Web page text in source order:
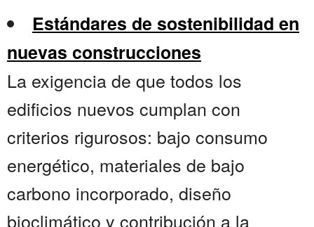
Estándares de sostenibilidad en
nuevas construcciones
La exigencia de que todos los
edificios nuevos cumplan con
criterios rigurosos: bajo consumo
energético, materiales de bajo
carbono incorporado, diseño
bioclimático y contribución a la